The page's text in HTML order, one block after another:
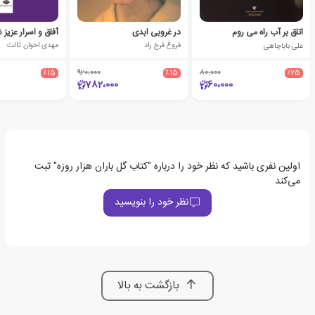
اتاق بر آب راه می روم
علی باباچاهی
٪25 80،000
60،000
در غروبی ابدی
فروغ فرخ زاد
٪15 920،000
782،000
آفاق و اسرار
مهدی اخوان ثالث
٪15
اولین نفری باشید که نظر خود را درباره "کتاب گل باران هزار روزه" ثبت
می‌کند
نظر خود را بنویسید
بازگشت به بالا